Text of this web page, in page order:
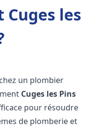
les
un plombier
Cuges les Pins
pour résoudre
de plomberie et